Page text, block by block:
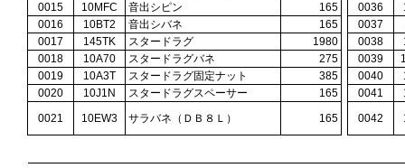
0015
10MFC 音出シピン 165 0036
0016
10BT2 音出シバネ 165 0037
0017
145TK スタードラグ 1980 0038
0018
10A70 スタードラグバネ 275 0039
0019
10A3T スタードラグ固定ナット 385 0040
0020
10J1N スタードラグスペーサー 165 0041
0021
10EW3 サラバネ（ＤＢ８Ｌ） 165 0042